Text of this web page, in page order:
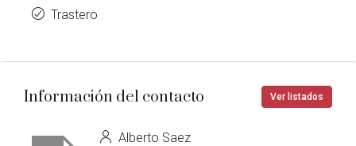
Trastero
Información del contacto Ver listados
Alberto Saez